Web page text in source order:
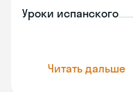
Уроки испанского
Читать дальше